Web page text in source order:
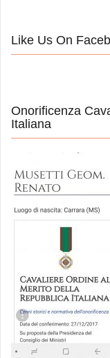
Like Us On
Onorificenza
Italiana